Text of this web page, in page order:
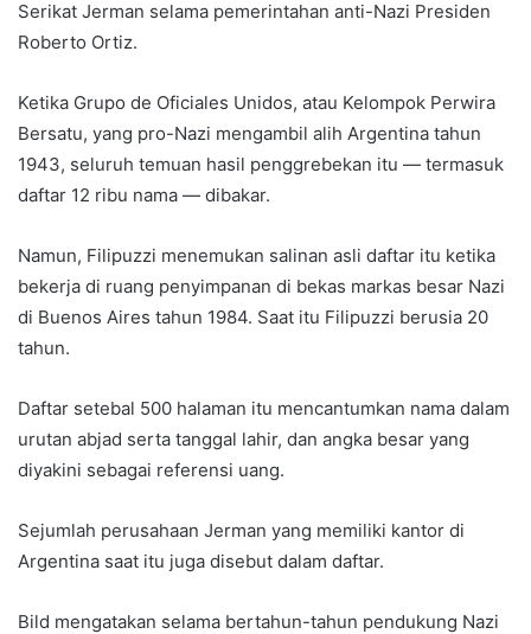
Serikat Jerman selama pemerintahan anti-Nazi Presiden
Roberto Ortiz.
Ketika Grupo de Oficiales Unidos, atau Kelompok Perwira
Bersatu, yang pro-Nazi mengambil alih Argentina tahun
1943, seluruh temuan hasil penggrebekan itu — termasuk
daftar 12 ribu nama — dibakar.
Namun, Filipuzzi menemukan salinan asli daftar itu ketika
bekerja di ruang penyimpanan di bekas markas besar Nazi
di Buenos Aires tahun 1984. Saat itu Filipuzzi berusia 20
tahun.
Daftar setebal 500 halaman itu mencantumkan nama dalam
urutan abjad serta tanggal lahir, dan angka besar yang
diyakini sebagai referensi uang.
Sejumlah perusahaan Jerman yang memiliki kantor di
Argentina saat itu juga disebut dalam daftar.
Bild mengatakan selama bertahun-tahun pendukung Nazi